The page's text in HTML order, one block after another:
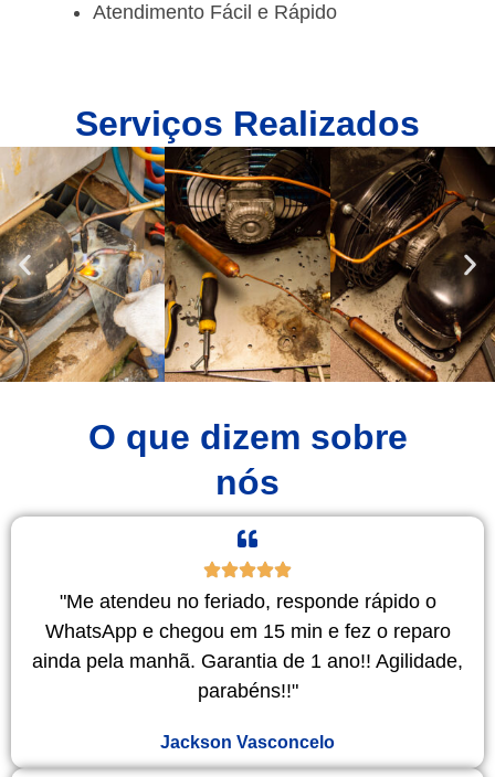
Atendimento Fácil e Rápido
Serviços Realizados
O que dizem sobre
nós
"Me atendeu no feriado, responde rápido o
WhatsApp e chegou em 15 min e fez o reparo
ainda pela manhã. Garantia de 1 ano!! Agilidade,
parabéns!!"
Jackson Vasconcelo